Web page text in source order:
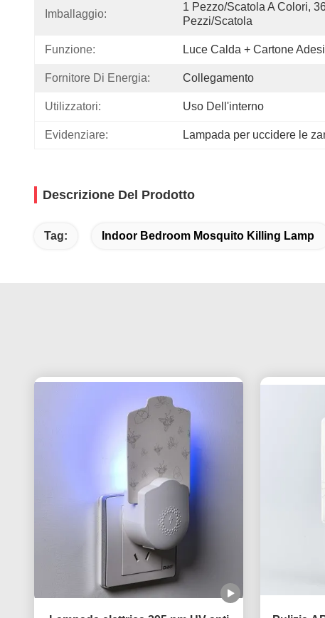
Imballaggio:
1 Pezzo/scatola A Colori,
Pezzi/scatola
Funzione: Luce Calda + Cartone
Fornitore Di Energia: Collegamento
Utilizzatori: Uso Dell'interno
Evidenziare: Lampada per uccidere le
Descrizione Del Prodotto
Tag: Indoor Bedroom Mosquito Killing Lamp